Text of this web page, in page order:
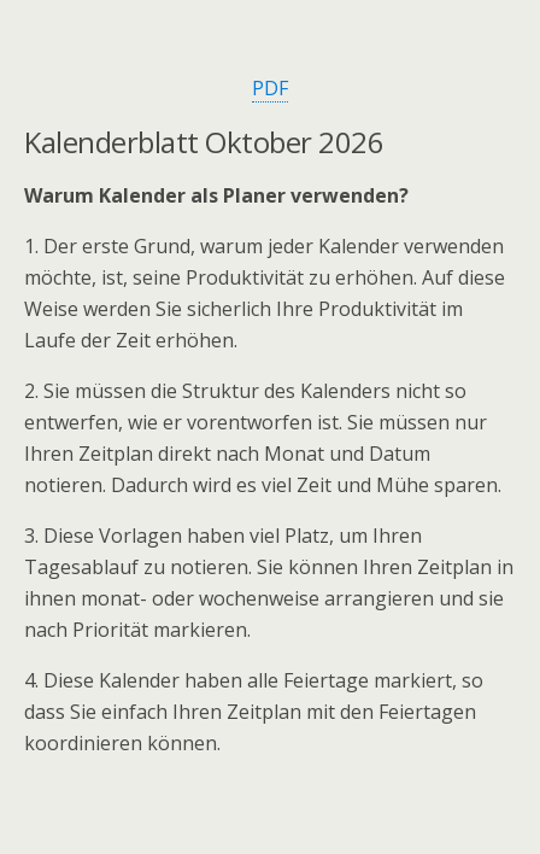
PDF
Kalenderblatt Oktober 2026
Warum Kalender als Planer verwenden?
1. Der erste Grund, warum jeder Kalender verwenden
möchte, ist, seine Produktivität zu erhöhen. Auf diese
Weise werden Sie sicherlich Ihre Produktivität im
Laufe der Zeit erhöhen.
2. Sie müssen die Struktur des Kalenders nicht so
entwerfen, wie er vorentworfen ist. Sie müssen nur
Ihren Zeitplan direkt nach Monat und Datum
notieren. Dadurch wird es viel Zeit und Mühe sparen.
3. Diese Vorlagen haben viel Platz, um Ihren
Tagesablauf zu notieren. Sie können Ihren Zeitplan in
ihnen monat- oder wochenweise arrangieren und sie
nach Priorität markieren.
4. Diese Kalender haben alle Feiertage markiert, so
dass Sie einfach Ihren Zeitplan mit den Feiertagen
koordinieren können.